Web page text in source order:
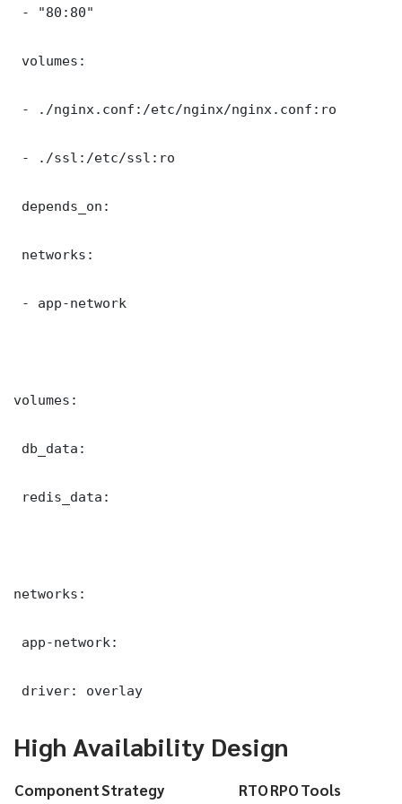
- "80:80"
volumes:
- ./nginx.conf:/etc/nginx/nginx.conf:ro
- ./ssl:/etc/ssl:ro
depends_on:
networks:
- app-network
volumes:
db_data:
redis_data:
networks:
app-network:
driver: overlay
High Availability Design
ComponentStrategy RTORPOTools